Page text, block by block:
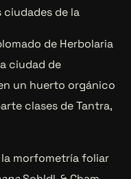
de la
de Herbolaria
ciudad de
un huerto orgánico
clases de Tantra,
morfometría foliar